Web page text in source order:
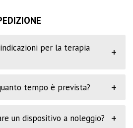
per la terapia
+
tempo è prevista? +
un dispositivo a noleggio? +